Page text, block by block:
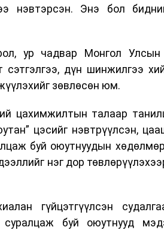
нэвтэрсэн. Энэ бол
ур чадвар Монгол
дүн шинжилгээ
зөвлөсөн юм.
цахимжилтын талаар
цэсийг нэвтрүүлсэн,
буй оюутнуудын
нэг дор
гүйцэтгүүлсэн
буй оюутнууд